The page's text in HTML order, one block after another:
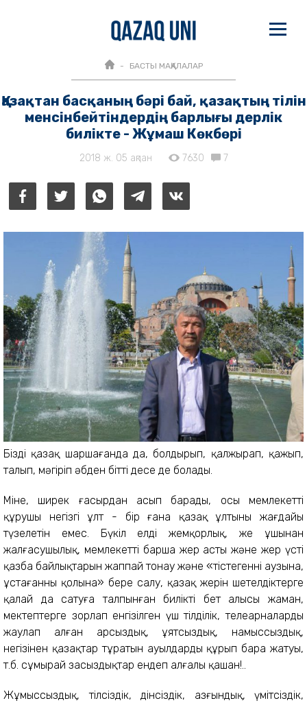
БАСТЫ МАҚАЛАЛАР
Қазақтан басқаның бәрі бай, қазақтың тілін
менсінбейтіндердің барлығы дерлік
билікте - Жұмаш Көкбөрі
2018 ж. 05 ақпан 7630 7
Біздің қазақ шаршағанда да, болдырып, қалжырап, қажып,
талып, мәңгіріп әбден бітті десе де болады.
Міне, ширек ғасырдан асып барады, осы мемлекетті
құрушы негізгі ұлт - бір ғана қазақ ұлтының жағдайы
түзелетін емес. Бүкіл елді жемқорлық, жең ұшынан
жалғасушылық, мемлекеттің барша жер асты және жер үсті
қазба байлықтарын жаппай тонау және «тістегеннің аузына,
ұстағанның қолына» бере салу, қазақ жерін шетелдіктерге
қалай да сатуға талпынған биліктің бет алысы жаман,
мектептерге зорлап енгізілген үш тілділік, телеарналарды
жаулап алған арсыздық, ұятсыздық, намыссыздық,
негізінен қазақтар тұратын ауылдардың құрып бара жатуы,
т.б. сұмырай заңсыздықтар ендеп алғалы қашан!..
Жұмыссыздық, тілсіздік, дінсіздік, азғындық, үмітсіздік,